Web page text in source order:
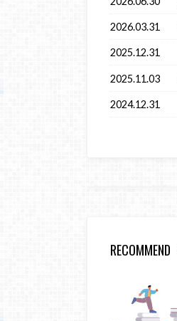
2026.03.31
2025.12.31
2025.11.03
2024.12.31
RECOMMEND